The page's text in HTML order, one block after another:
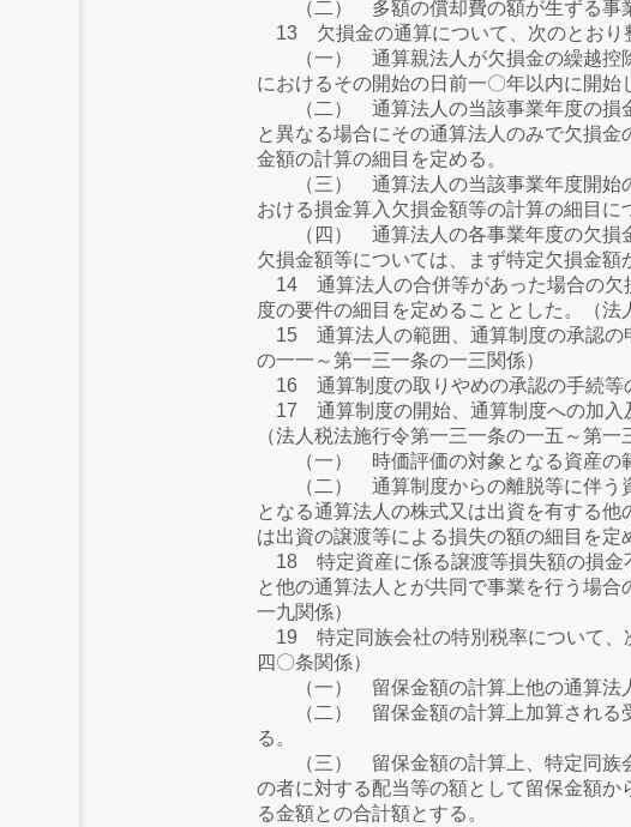
（二） 多額の償却費の額が生ずる事業
13 欠損金の通算について、次のとおり
（一） 通算親法人が欠損金の繰越控除
におけるその開始の日前一〇年以内に開始
（二） 通算法人の当該事業年度の損金
と異なる場合にその通算法人のみで欠損
金額の計算の細目を定める。
（三） 通算法人の当該事業年度開始の
おける損金算入欠損金額等の計算の細目に
（四） 通算法人の各事業年度の欠損金
欠損金額等については、まず特定欠損金額
14 通算法人の合併等があった場合の欠
度の要件の細目を定めることとした。（法
15 通算法人の範囲、通算制度の承認の
の一一～第一三一条の一三関係）
16 通算制度の取りやめの承認の手続等
17 通算制度の開始、通算制度への加入
（法人税法施行令第一三一条の一五～第一
（一） 時価評価の対象となる資産の範
（二） 通算制度からの離脱等に伴う資
となる通算法人の株式又は出資を有する
は出資の譲渡等による損失の額の細目を定
18 特定資産に係る譲渡等損失額の損金
と他の通算法人とが共同で事業を行う場
一九関係）
19 特定同族会社の特別税率について、
四〇条関係）
（一） 留保金額の計算上他の通算法人
（二） 留保金額の計算上加算される受
る。
（三） 留保金額の計算上、特定同族会
の者に対する配当等の額として留保金額
る金額との合計額とする。